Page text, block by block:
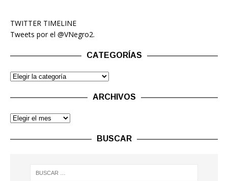
TWITTER TIMELINE
Tweets por el @VNegro2.
CATEGORÍAS
ARCHIVOS
BUSCAR